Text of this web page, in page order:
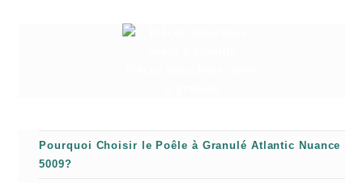
Pourquoi Choisir le Poêle à Granulé Atlantic Nuance
5009?